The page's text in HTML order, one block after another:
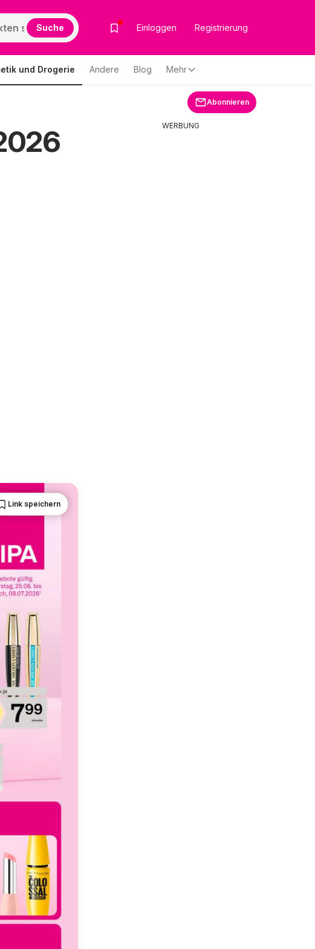
Suche Einloggen Registrierung
und Drogerie Andere Blog Mehr
Abonnieren
Link speichern
WERBUNG